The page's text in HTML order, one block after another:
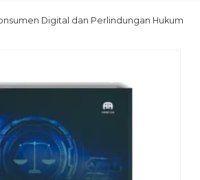
Digital dan Perlindungan Hukum